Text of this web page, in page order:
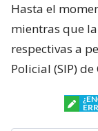
Hasta el
mientras que
respectivas a
Policial (SIP)